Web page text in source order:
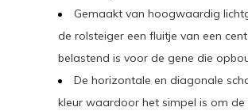
Gemaakt van hoogwaardig
de rolsteiger een fluitje van een
belastend is voor de gene die
De horizontale en diagonale
kleur waardoor het simpel is om